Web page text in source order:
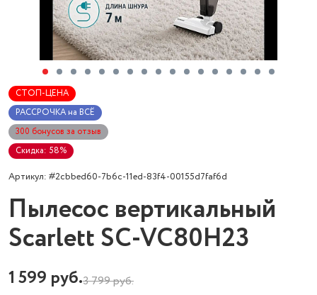
СТОП-ЦЕНА
РАССРОЧКА на ВСЁ
300 бонусов за отзыв
Скидка: 58%
Артикул: #2cbbed60-7b6c-11ed-83f4-00155d7faf6d
Пылесос вертикальный
Scarlett SC-VC80H23
1 599 руб.3 799руб.